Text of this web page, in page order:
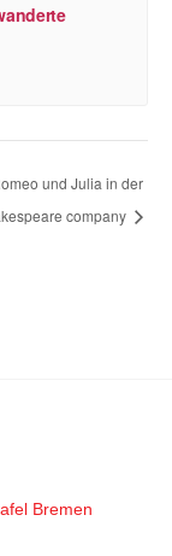
und Julia in der
company
Bremen